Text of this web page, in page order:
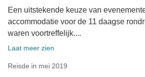
Een uitstekende keuze van
accommodatie voor de 11 daagse
waren voortreffelijk....
Laat meer zien
Reisde in mei 2019